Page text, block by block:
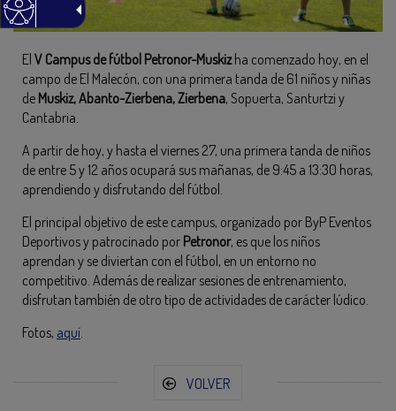
El V Campus de fútbol Petronor-Muskizha comenzado hoy, en el
campo de El Malecón, con una primera tanda de 61 niños y niñas
de Muskiz, Abanto-Zierbena, Zierbena, Sopuerta, Santurtzi y
Cantabria.
A partir de hoy, y hasta el viernes 27, una primera tanda de niños
de entre 5 y 12 años ocupará sus mañanas, de 9:45 a 13:30 horas,
aprendiendo y disfrutando del fútbol.
El principal objetivo de este campus, organizado por ByP Eventos
Deportivos y patrocinado por Petronor, es que los niños
aprendan y se diviertan con el fútbol, en un entorno no
competitivo. Además de realizar sesiones de entrenamiento,
disfrutan también de otro tipo de actividades de carácter lúdico.
Fotos, aquí
VOLVER